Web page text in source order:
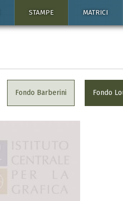
STAMPE MATRICI
Fondo Barberini Fondo